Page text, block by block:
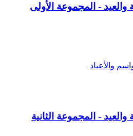
- المجموعة الأولى
- المجموعة الثانية